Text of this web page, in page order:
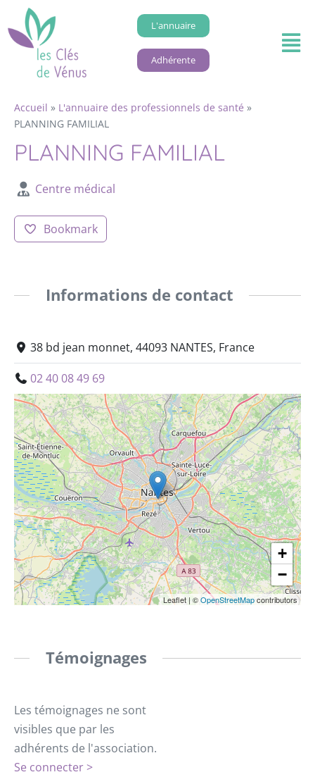
L'annuaire
Adhérente
Accueil » L'annuaire des professionnels de santé »
PLANNING FAMILIAL
PLANNING FAMILIAL
Centre médical
Bookmark
Informations de contact
38 bd jean monnet, 44093 NANTES, France
02 40 08 49 69
+
−
Leaflet | ©OpenStreetMapcontributors
Témoignages
Les témoignages ne sont
visibles que par les
adhérents de l'association.
Se connecter >